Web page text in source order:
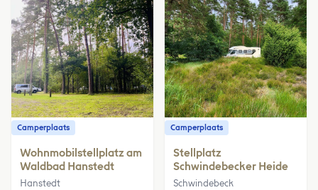
Camperplaats
Wohnmobilstellplatz am
Waldbad Hanstedt
Hanstedt
Camperplaats
Stellplatz
Schwindebecker Heide
Schwindebeck